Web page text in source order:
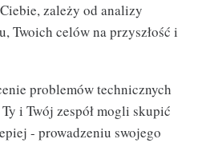
zależy od analizy
Twoich celów na przyszłość i
problemów technicznych
i Twój zespół mogli skupić
- prowadzeniu swojego